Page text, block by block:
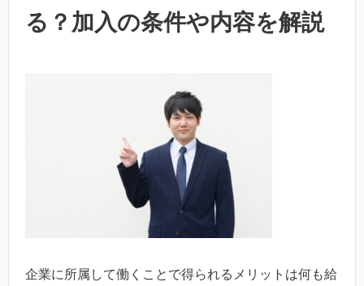
る？加入の条件や内容を解説
企業に所属して働くことで得られるメリットは何も給